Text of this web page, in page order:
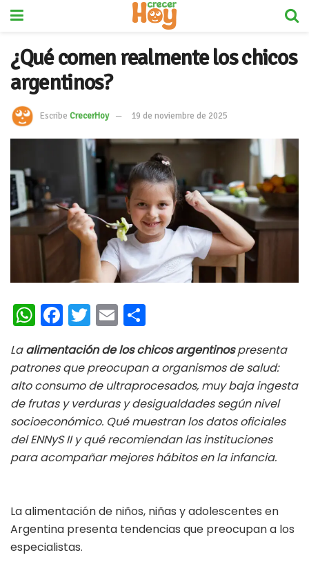
¿Qué comen realmente los chicos
argentinos?
Escribe CrecerHoy 19 de noviembre de 2025
W
at
s
A
p
p
Fa
b
oo
k
T
tt
er
E
ai
l
m
p
ar
ti
r
Laalimentación de los chicos argentinospresenta
patrones que preocupan a organismos de salud:
alto consumo de ultraprocesados, muy baja ingesta
de frutas y verduras y desigualdades según nivel
socioeconómico. Qué muestran los datos oficiales
del ENNyS II y qué recomiendan las instituciones
para acompañar mejores hábitos en la infancia.
La alimentación de niños, niñas y adolescentes en
Argentina presenta tendencias que preocupan a los
especialistas.